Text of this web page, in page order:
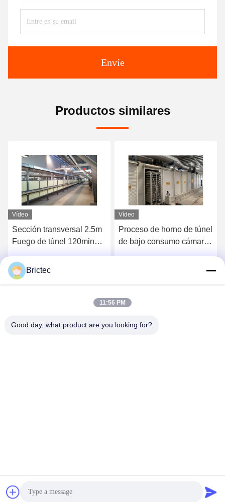
Envíe
Productos similares
Vídeo
Sección transversal 2.5m
Fuego de túnel 120min
rodillo Rápido
Vídeo
Proceso de horno de túnel
de bajo consumo cámara
Brictec
11:56 PM
Good day, what product are you looking for?